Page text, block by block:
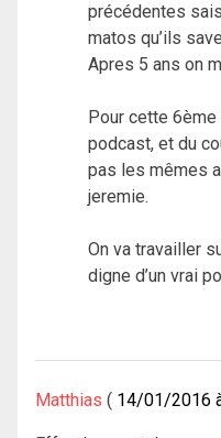
précédentes
matos qu’ils
Apres 5 ans on
Pour cette
podcast, et du
pas les mêmes
jeremie.
On va travailler
digne d’un vrai
Matthias 14/01/2016